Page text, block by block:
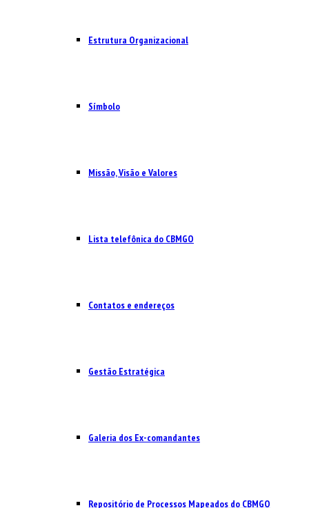
Estrutura Organizacional
Símbolo
Missão, Visão e Valores
Lista telefônica do CBMGO
Contatos e endereços
Gestão Estratégica
Galeria dos Ex-comandantes
Repositório de Processos Mapeados do CBMGO